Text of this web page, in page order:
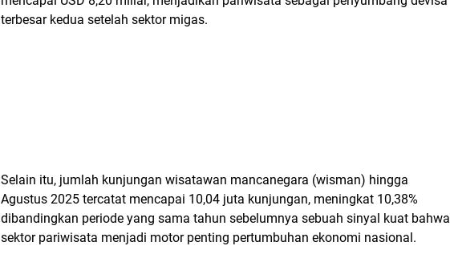
terbesar kedua setelah sektor migas.
Selain itu, jumlah kunjungan wisatawan mancanegara (wisman) hingga
Agustus 2025 tercatat mencapai 10,04 juta kunjungan, meningkat 10,38%
dibandingkan periode yang sama tahun sebelumnya sebuah sinyal kuat bahwa
sektor pariwisata menjadi motor penting pertumbuhan ekonomi nasional.